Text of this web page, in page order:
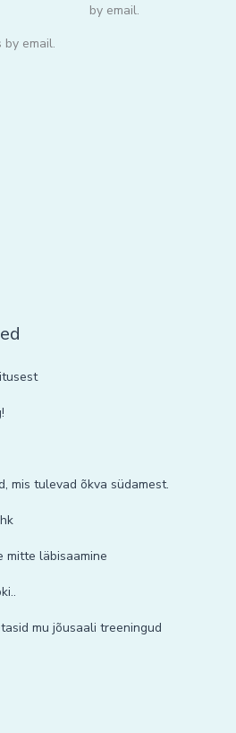
by email.
email.
mis tulevad õkva südamest.
mitte läbisaamine
mu jõusaali treeningud